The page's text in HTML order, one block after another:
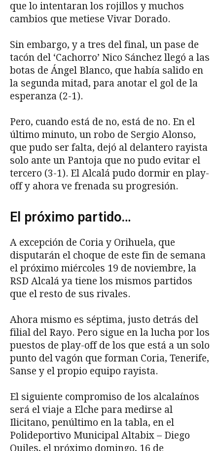
que lo intentaran los rojillos y muchos
cambios que metiese Vivar Dorado.
Sin embargo, y a tres del final, un pase de
tacón del ‘Cachorro’ Nico Sánchez llegó a las
botas de Ángel Blanco, que había salido en
la segunda mitad, para anotar el gol de la
esperanza (2-1).
Pero, cuando está de no, está de no. En el
último minuto, un robo de Sergio Alonso,
que pudo ser falta, dejó al delantero rayista
solo ante un Pantoja que no pudo evitar el
tercero (3-1). El Alcalá pudo dormir en play-
off y ahora ve frenada su progresión.
El próximo partido…
A excepción de Coria y Orihuela, que
disputarán el choque de este fin de semana
el próximo miércoles 19 de noviembre, la
RSD Alcalá ya tiene los mismos partidos
que el resto de sus rivales.
Ahora mismo es séptima, justo detrás del
filial del Rayo. Pero sigue en la lucha por los
puestos de play-off de los que está a un solo
punto del vagón que forman Coria, Tenerife,
Sanse y el propio equipo rayista.
El siguiente compromiso de los alcalaínos
será el viaje a Elche para medirse al
Ilicitano, penúltimo en la tabla, en el
Polideportivo Municipal Altabix – Diego
Quiles, el próximo domingo, 16 de